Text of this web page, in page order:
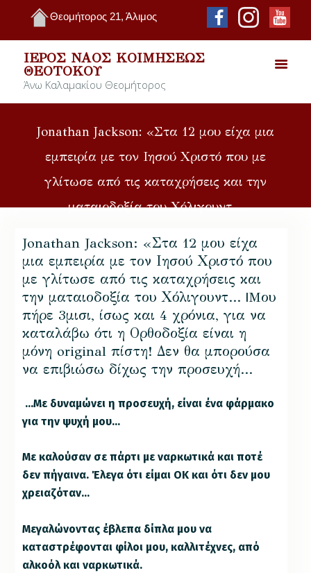
Θεομήτορος 21, Άλιμος
ΙΕΡΌΣ ΝΑΌΣ ΚΟΙΜΉΣΕΩΣ
ΘΕΟΤΌΚΟΥ
Άνω Καλαμακίου Θεομήτορος
Jonathan Jackson: «Στα 12 μου είχα μια
εμπειρία με τον Ιησού Χριστό που με
γλίτωσε από τις καταχρήσεις και την
ματαιοδοξία του Χόλιγουντ…
Jonathan Jackson: «Στα 12 μου είχα
μια εμπειρία με τον Ιησού Χριστό που
με γλίτωσε από τις καταχρήσεις και
την ματαιοδοξία του Χόλιγουντ… |Mου
πήρε 3μισι, ίσως και 4 χρόνια, για να
καταλάβω ότι η Ορθοδοξία είναι η
μόνη original πίστη! Δεν θα μπορούσα
να επιβιώσω δίχως την προσευχή…
…Με δυναμώνει η προσευχή, είναι ένα φάρμακο
για την ψυχή μου…
Με καλούσαν σε πάρτι με ναρκωτικά και ποτέ
δεν πήγαινα. Έλεγα ότι είμαι ΟΚ και ότι δεν μου
χρειαζόταν…
Μεγαλώνοντας έβλεπα δίπλα μου να
καταστρέφονται φίλοι μου, καλλιτέχνες, από
αλκοόλ και ναρκωτικά.